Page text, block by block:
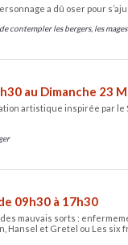
a dû oser pour
contempler les bergers, les
au Dimanche 23
artistique inspirée par
09h30 à 17h30
mauvais sorts :
Hansel et Gretel ou Les